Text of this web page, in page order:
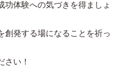
功体験への気づきを得ましょ
創発する場になることを祈っ
さい！